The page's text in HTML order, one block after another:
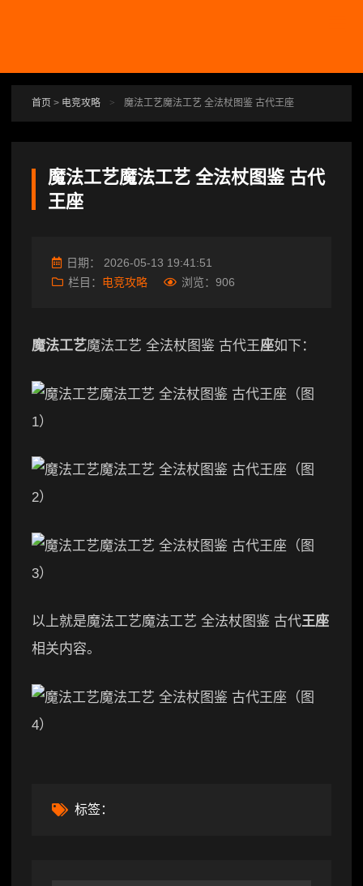
首页 > 电竞攻略 > 魔法工艺魔法工艺 全法杖图鉴 古代王座
魔法工艺魔法工艺 全法杖图鉴 古代
王座
日期： 2026-05-13 19:41:51
栏目： 电竞攻略 浏览： 906
魔法工艺魔法工艺 全法杖图鉴 古代王座如下：
以上就是魔法工艺魔法工艺 全法杖图鉴 古代王座
相关内容。
标签：